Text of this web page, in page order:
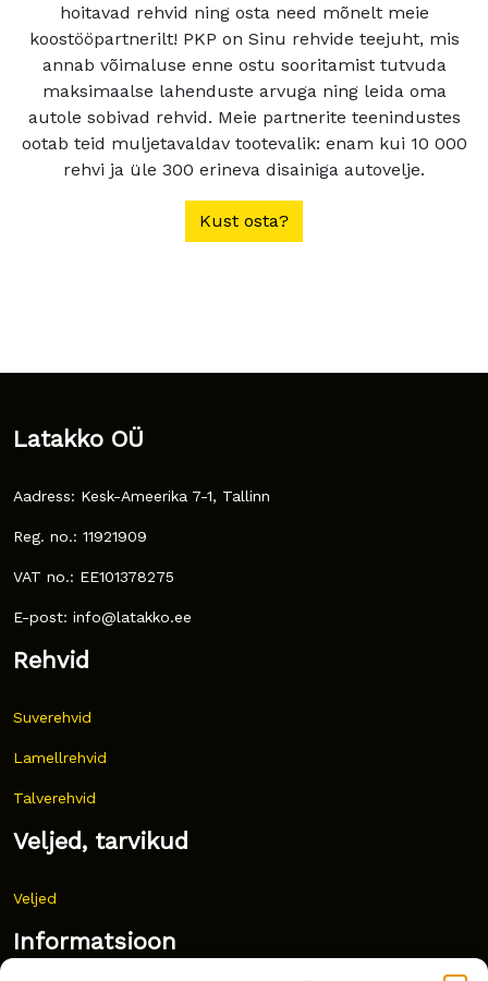
hoitavad rehvid ning osta need mõnelt meie
koostööpartnerilt! PKP on Sinu rehvide teejuht, mis
annab võimaluse enne ostu sooritamist tutvuda
maksimaalse lahenduste arvuga ning leida oma
autole sobivad rehvid. Meie partnerite teenindustes
ootab teid muljetavaldav tootevalik: enam kui 10 000
rehvi ja üle 300 erineva disainiga autovelje.
Kust osta?
Latakko OÜ
Aadress: Kesk-Ameerika 7-1, Tallinn
Reg. no.: 11921909
VAT no.: EE101378275
E-post: info@latakko.ee
Rehvid
Suverehvid
Lamellrehvid
Talverehvid
Veljed, tarvikud
Veljed
Informatsioon